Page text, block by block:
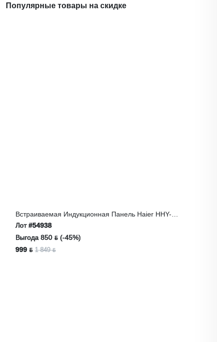
Популярные товары на скидке